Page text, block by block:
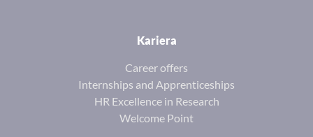
Kariera
Career offers
Internships and Apprenticeships
HR Excellence in Research
Welcome Point